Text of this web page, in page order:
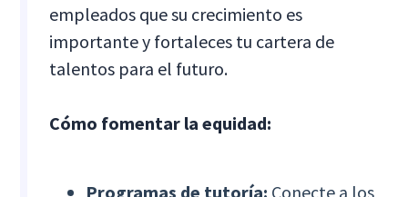
empleados que su crecimiento es
importante y fortaleces tu cartera de
talentos para el futuro.
Cómo fomentar la equidad:
Programas de tutoría: Conecte a los